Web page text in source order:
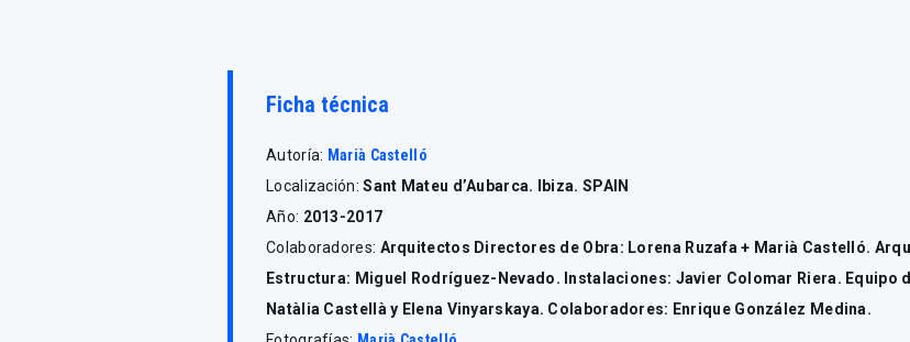
Ficha técnica
Autoría: Marià Castelló
Localización:Sant Mateu d’Aubarca. Ibiza. SPAIN
Año: 2013-2017
Colaboradores: Arquitectos Directores de Obra: Lorena Ruzafa + Marià Castelló.
Estructura: Miguel Rodríguez-Nevado. Instalaciones: Javier Colomar Riera. Equipo
Natàlia Castellà y Elena Vinyarskaya. Colaboradores: Enrique González Medina.